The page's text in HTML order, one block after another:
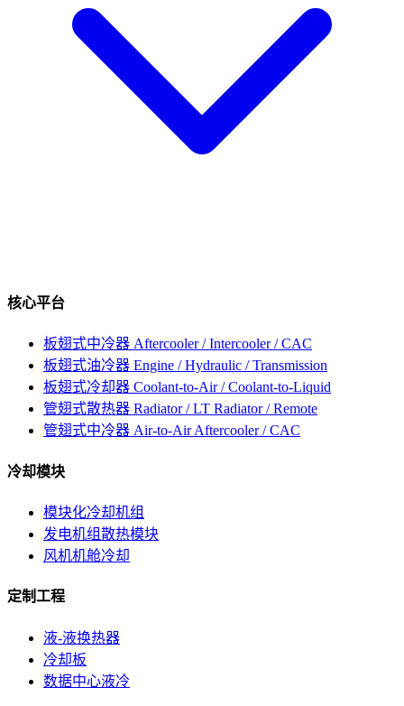
核心平台
板翅式中冷器 Aftercooler / Intercooler / CAC
板翅式油冷器 Engine / Hydraulic / Transmission
板翅式冷却器 Coolant-to-Air / Coolant-to-Liquid
管翅式散热器 Radiator / LT Radiator / Remote
管翅式中冷器 Air-to-Air Aftercooler / CAC
冷却模块
模块化冷却机组
发电机组散热模块
风机机舱冷却
定制工程
液-液换热器
冷却板
数据中心液冷